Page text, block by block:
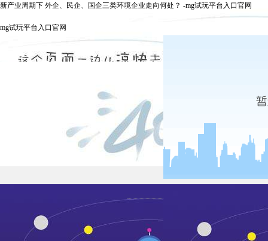
新产业周期下 外企、民企、国企三类环境企业走向何处？ -mg试玩平台入口官网
mg试玩平台入口官网
新
发布时间